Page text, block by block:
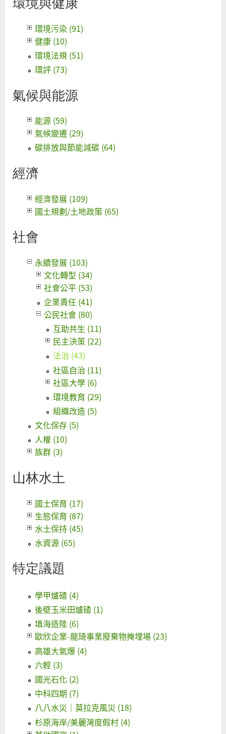
環境污染 (91)
健康 (10)
環境法規 (51)
環評 (73)
氣候與能源
能源 (59)
氣候變遷 (29)
碳排放與節能減碳 (64)
經濟
經濟發展 (109)
國土規劃/土地政策 (65)
社會
永續發展 (103)
文化轉型 (34)
社會公平 (53)
企業責任 (41)
公民社會 (80)
互助共生 (11)
民主決策 (22)
法治 (43)
社區自治 (11)
社區大學 (6)
環境教育 (29)
組織改造 (5)
文化保存 (5)
人權 (10)
族群 (3)
山林水土
國土保育 (17)
生態保育 (87)
水土保持 (45)
水資源 (65)
特定議題
學甲爐碴 (4)
後壁玉米田爐碴 (1)
填海造陸 (6)
歐欣企業-龍琦事業廢棄物掩埋場 (23)
高雄大氣爆 (4)
六輕 (3)
國光石化 (2)
中科四期 (7)
八八水災｜莫拉克風災 (18)
杉原海岸/美麗灣度假村 (4)